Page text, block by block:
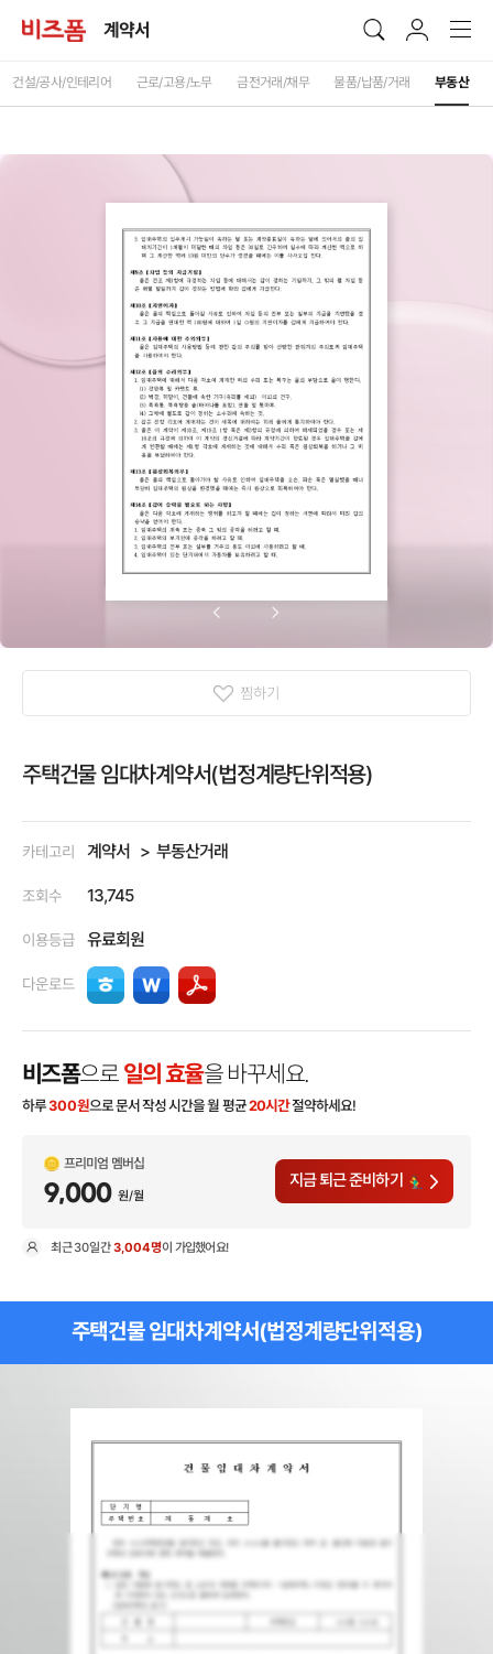
계약서
건설/공사/인테리어 근로/고용/노무 금전거래/채무 물품/납품/거래 부동산
찜하기
주택건물 임대차계약서(법정계량단위적용)
카테고리 계약서 부동산거래
조회수 13,745
이용등급 유료회원
다운로드
비즈폼으로 일의 효율을 바꾸세요.
하루300원으로 문서 작성 시간을 월 평균20시간절약하세요!
프리미엄 멤버십
9,000 원/월
지금 퇴근 준비하기
최근30일간3,004명이 가입했어요!
주택건물 임대차계약서(법정계량단위적용)